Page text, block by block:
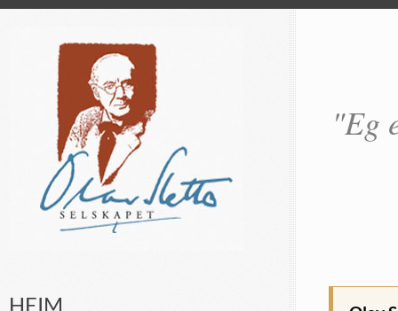
"Eg
HEIM